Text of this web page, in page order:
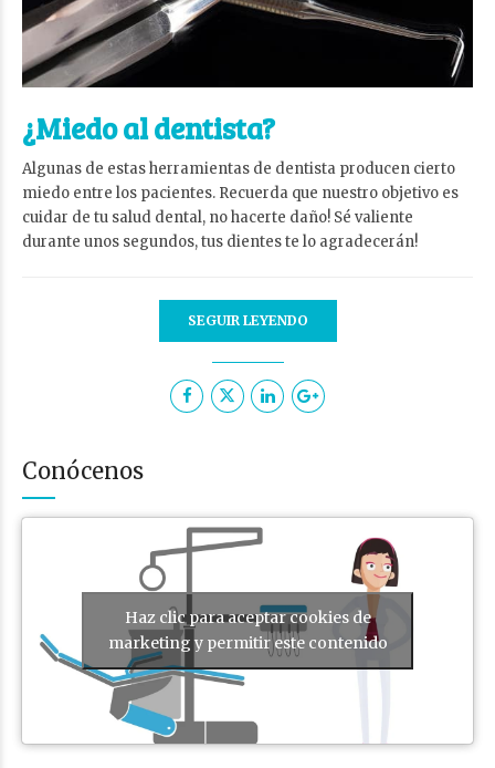
¿Miedo al dentista?
Algunas de estas herramientas de dentista producen cierto
miedo entre los pacientes. Recuerda que nuestro objetivo es
cuidar de tu salud dental, no hacerte daño! Sé valiente
durante unos segundos, tus dientes te lo agradecerán!
SEGUIR LEYENDO
Conócenos
Haz clic para aceptar cookies de
marketing y permitir este contenido